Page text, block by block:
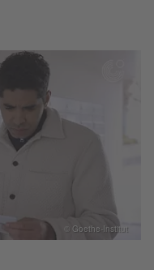
© Goethe-Institut